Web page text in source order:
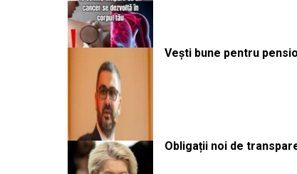
Vești bune pentru
Obligații noi de